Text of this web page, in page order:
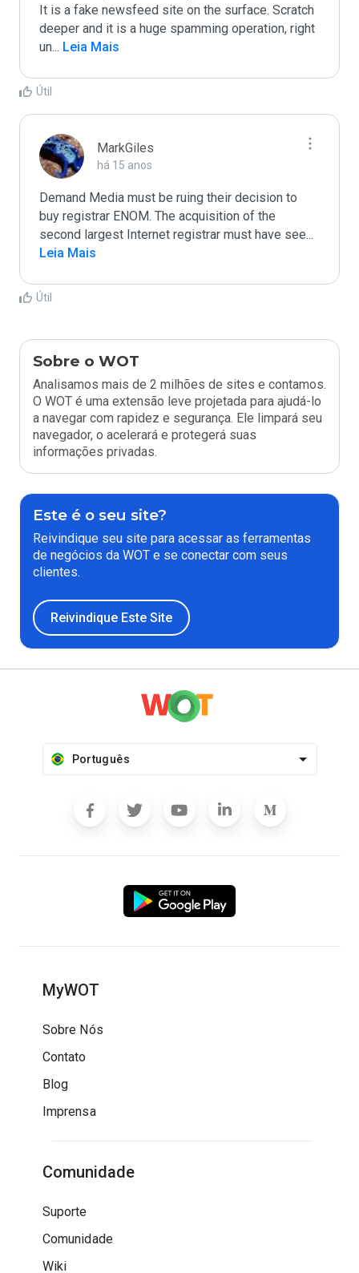
It is a fake newsfeed site on the surface. Scratch
deeper and it is a huge spamming operation, right
un... Leia Mais
Útil
MarkGiles
há 15 anos
Demand Media must be ruing their decision to
buy registrar ENOM. The acquisition of the
second largest Internet registrar must have see...
Leia Mais
Útil
Sobre o WOT
Analisamos mais de 2 milhões de sites e contamos.
O WOT é uma extensão leve projetada para ajudá-lo
a navegar com rapidez e segurança. Ele limpará seu
navegador, o acelerará e protegerá suas
informações privadas.
Este é o seu site?
Reivindique seu site para acessar as ferramentas
de negócios da WOT e se conectar com seus
clientes.
Reivindique Este Site
Português
MyWOT
Sobre Nós
Contato
Blog
Imprensa
Comunidade
Suporte
Comunidade
Wiki